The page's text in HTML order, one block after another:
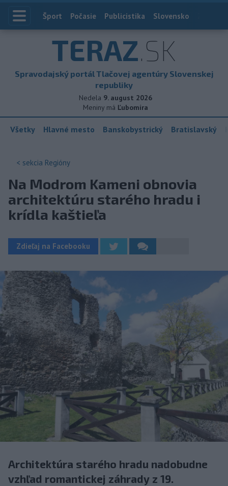
Index
Šport Počasie Publicistika Slovensko
TERAZ.SK
Spravodajský portál Tlačovej agentúry Slovenskej
republiky
Nedela 9. august 2026
Meniny má Ľubomíra
Všetky Hlavné mesto Banskobystrický Bratislavský
< sekcia Regióny
Na Modrom Kameni obnovia
architektúru starého hradu i
krídla kaštieľa
Zdieľaj na Facebooku
Architektúra starého hradu nadobudne
vzhľad romantickej záhrady z 19.